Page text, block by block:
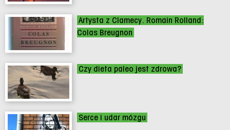
Artysta z Clamecy. Romain Rolland:
Colas Breugnon
Czy dieta paleo jest zdrowa?
Serce i udar mózgu